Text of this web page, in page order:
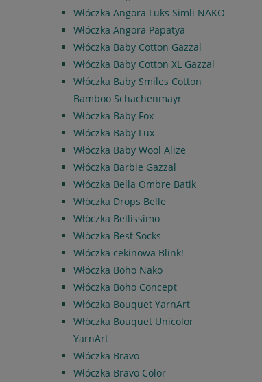
Włóczka Angora Luks Simli NAKO
Włóczka Angora Papatya
Włóczka Baby Cotton Gazzal
Włóczka Baby Cotton XL Gazzal
Włóczka Baby Smiles Cotton
Bamboo Schachenmayr
Włóczka Baby Fox
Włóczka Baby Lux
Włóczka Baby Wool Alize
Włóczka Barbie Gazzal
Włóczka Bella Ombre Batik
Włóczka Drops Belle
Włóczka Bellissimo
Włóczka Best Socks
Włóczka cekinowa Blink!
Włóczka Boho Nako
Włóczka Boho Concept
Włóczka Bouquet YarnArt
Włóczka Bouquet Unicolor
YarnArt
Włóczka Bravo
Włóczka Bravo Color